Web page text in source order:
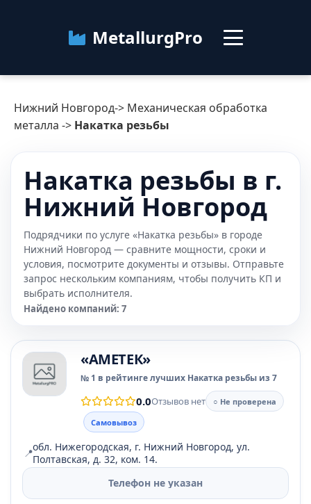
MetallurgPro
Нижний Новгород
Категории
О сервисе Контакты
Нижний Новгород-> Механическая обработка
металла -> Накатка резьбы
Накатка резьбы в г.
Нижний Новгород
Подрядчики по услуге «Накатка резьбы» в городе
Нижний Новгород — сравните мощности, сроки и
условия, посмотрите документы и отзывы. Отправьте
запрос нескольким компаниям, чтобы получить КП и
выбрать исполнителя.
Найдено компаний: 7
«АМЕТЕК»
№ 1 в рейтинге лучших Накатка резьбы из 7
0.0Отзывов нет
○ Не проверена
Самовывоз
📍обл. Нижегородская, г. Нижний Новгород, ул.
Полтавская, д. 32, ком. 14.
Телефон не указан